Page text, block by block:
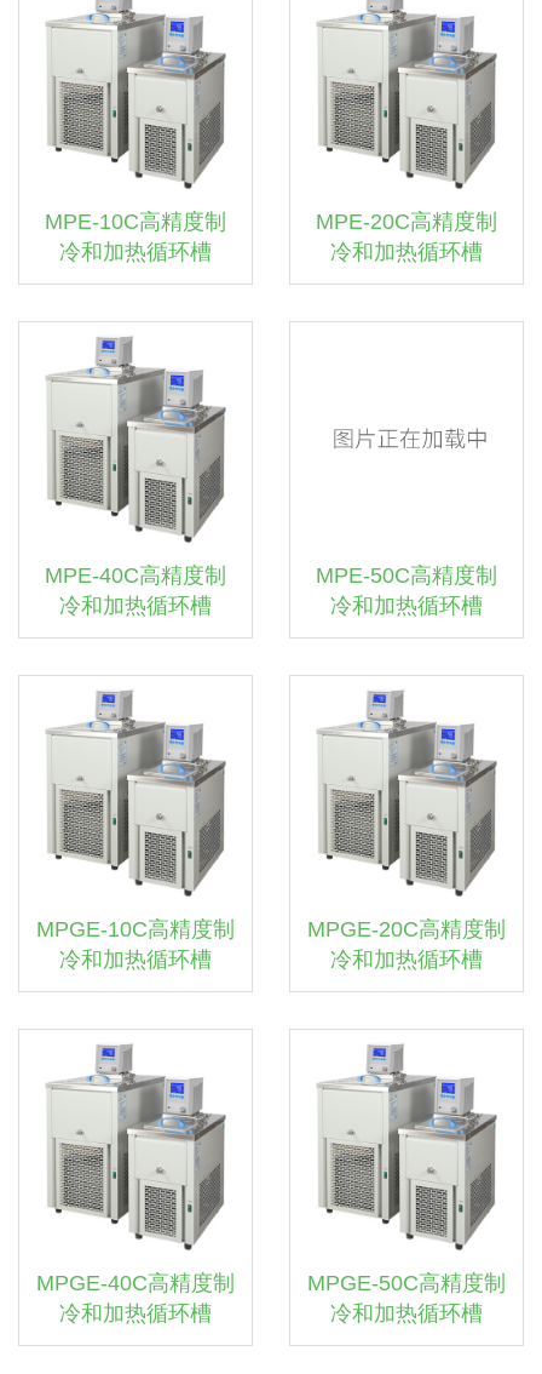
MPE-10C高精度制
冷和加热循环槽
MPE-20C高精度制
冷和加热循环槽
MPE-40C高精度制
冷和加热循环槽
MPE-50C高精度制
冷和加热循环槽
MPGE-10C高精度制
冷和加热循环槽
MPGE-20C高精度制
冷和加热循环槽
MPGE-40C高精度制
冷和加热循环槽
MPGE-50C高精度制
冷和加热循环槽